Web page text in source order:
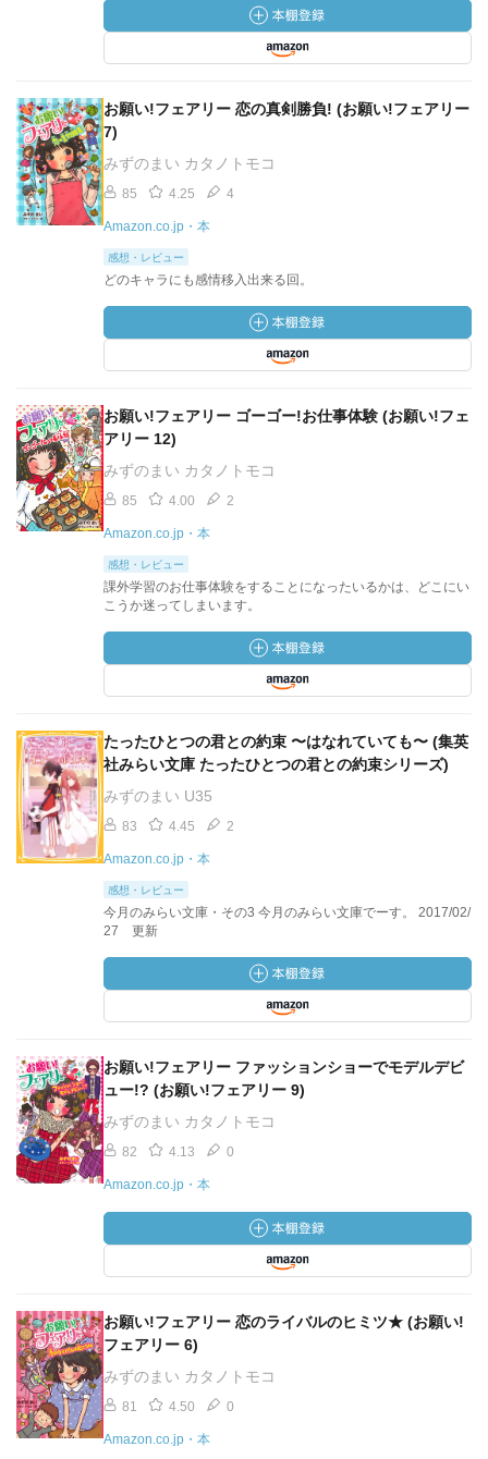
お願い!フェアリー 恋の真剣勝負! (お願い!フェアリー
7)
みずのまい カタノトモコ
85 4.25 4
Amazon.co.jp・本
感想・レビュー
どのキャラにも感情移入出来る回。
お願い!フェアリー ゴーゴー!お仕事体験 (お願い!フェ
アリー 12)
みずのまい カタノトモコ
85 4.00 2
Amazon.co.jp・本
感想・レビュー
課外学習のお仕事体験をすることになったいるかは、どこにい
こうか迷ってしまいます。
たったひとつの君との約束 〜はなれていても〜 (集英
社みらい文庫 たったひとつの君との約束シリーズ)
みずのまい U35
83 4.45 2
Amazon.co.jp・本
感想・レビュー
今月のみらい文庫・その3 今月のみらい文庫でーす。 2017/02/
27 更新
お願い!フェアリー ファッションショーでモデルデビ
ュー!? (お願い!フェアリー 9)
みずのまい カタノトモコ
82 4.13 0
Amazon.co.jp・本
お願い!フェアリー 恋のライバルのヒミツ★ (お願い!
フェアリー 6)
みずのまい カタノトモコ
81 4.50 0
Amazon.co.jp・本